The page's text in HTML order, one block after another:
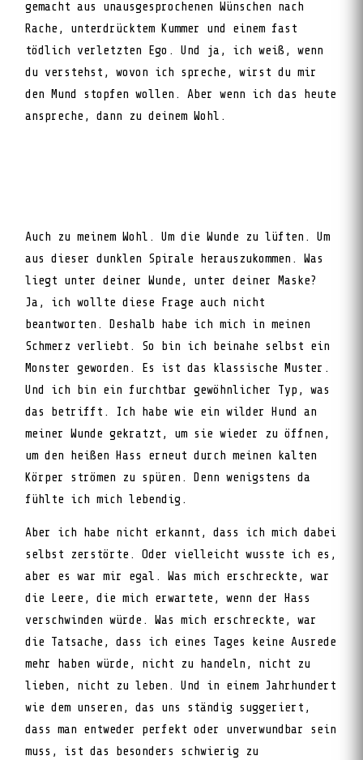
gemacht aus unausgesprochenen Wünschen nach
Rache, unterdrücktem Kummer und einem fast
tödlich verletzten Ego. Und ja, ich weiß, wenn
du verstehst, wovon ich spreche, wirst du mir
den Mund stopfen wollen. Aber wenn ich das heute
anspreche, dann zu deinem Wohl.
Auch zu meinem Wohl. Um die Wunde zu lüften. Um
aus dieser dunklen Spirale herauszukommen. Was
liegt unter deiner Wunde, unter deiner Maske?
Ja, ich wollte diese Frage auch nicht
beantworten. Deshalb habe ich mich in meinen
Schmerz verliebt. So bin ich beinahe selbst ein
Monster geworden. Es ist das klassische Muster.
Und ich bin ein furchtbar gewöhnlicher Typ, was
das betrifft. Ich habe wie ein wilder Hund an
meiner Wunde gekratzt, um sie wieder zu öffnen,
um den heißen Hass erneut durch meinen kalten
Körper strömen zu spüren. Denn wenigstens da
fühlte ich mich lebendig.
Aber ich habe nicht erkannt, dass ich mich dabei
selbst zerstörte. Oder vielleicht wusste ich es,
aber es war mir egal. Was mich erschreckte, war
die Leere, die mich erwartete, wenn der Hass
verschwinden würde. Was mich erschreckte, war
die Tatsache, dass ich eines Tages keine Ausrede
mehr haben würde, nicht zu handeln, nicht zu
lieben, nicht zu leben. Und in einem Jahrhundert
wie dem unseren, das uns ständig suggeriert,
dass man entweder perfekt oder unverwundbar sein
muss, ist das besonders schwierig zu